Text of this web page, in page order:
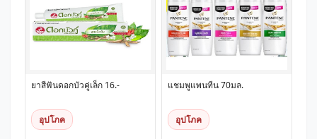
ยาสีฟันดอกบัวคู่เล็ก 16.-
อุปโภค
แชมพูแพนทีน 70มล.
อุปโภค